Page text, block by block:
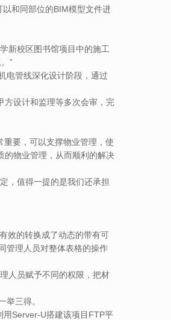
和同部位的BIM模型文件进
新校区图书馆项目中的施工
”
电管线深化设计阶段，通过
方设计和监理等多次会审，完
重要，可以支撑物业管理，使
的物业管理，从而顺利的解决
，值得一提的是我们还承担
效的转换成了动态的带有可
管理人员对整体表格的操作
人员赋予不同的权限，把材
三得。
用Server-U搭建该项目FTP平